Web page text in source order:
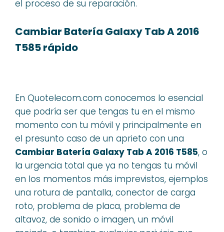
el proceso de su reparación.
Cambiar Batería Galaxy Tab A 2016
T585 rápido
En Quotelecom.com conocemos lo esencial
que podría ser que tengas tu en el mismo
momento con tu móvil y principalmente en
el presunto caso de un aprieto con una
Cambiar Batería Galaxy Tab A 2016 T585, o
la urgencia total que ya no tengas tu móvil
en los momentos más imprevistos, ejemplos
una rotura de pantalla, conector de carga
roto, problema de placa, problema de
altavoz, de sonido o imagen, un móvil